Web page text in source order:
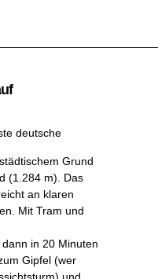
deutsche
Grund
(1.284 m). Das
an klaren
Mit Tram und
in 20 Minuten
Gipfel (wer